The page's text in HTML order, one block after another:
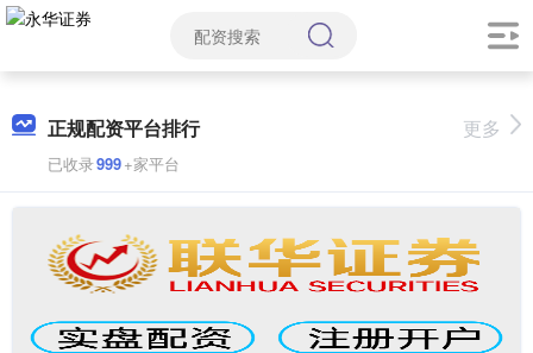
正规配资平台排行
已收录999+家平台
更多